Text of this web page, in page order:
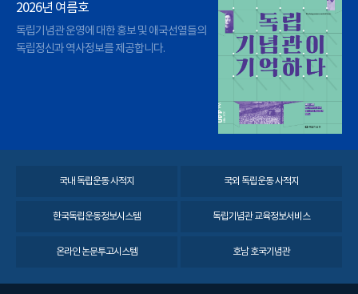
2026년 여름호
독립기념관 운영에 대한 홍보 및 애국선열들의
독립정신과 역사정보를 제공합니다.
국내 독립운동 사적지 국외 독립운동 사적지
한국독립운동정보시스템 독립기념관 교육정보서비스
온라인 논문투고시스템 호남 호국기념관